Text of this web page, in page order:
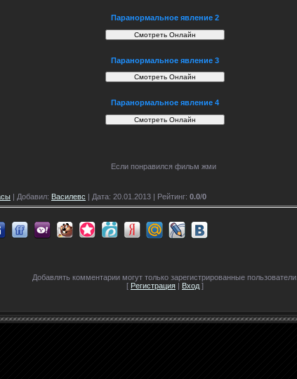
Паранормальное явление 2
Паранормальное явление 3
Паранормальное явление 4
Если понравился фильм жми
| Добавил: Василевс | Дата: 20.01.2013 | Рейтинг: 0.0/0
Добавлять комментарии могут только зарегистрированные пользователи.
[ Регистрация | Вход ]